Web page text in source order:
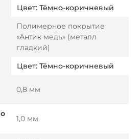
Цвет: Тёмно-коричневый
Полимерное покрытие
«Антик медь» (металл
гладкий)
Цвет: Тёмно-коричневый
0,8 мм
1,0 мм